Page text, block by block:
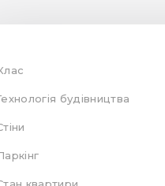
Клас
Технологія будівництва
Стіни
Паркінг